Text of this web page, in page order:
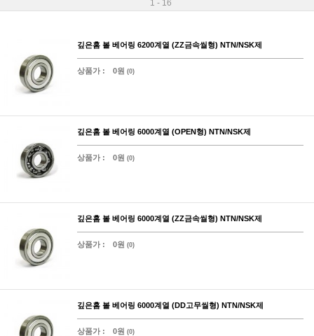
1 - 16
깊은홈 볼 베어링 6200계열 (ZZ금속씰형) NTN/NSK제
상품가 : 0원 (0)
깊은홈 볼 베어링 6000계열 (OPEN형) NTN/NSK제
상품가 : 0원 (0)
깊은홈 볼 베어링 6000계열 (ZZ금속씰형) NTN/NSK제
상품가 : 0원 (0)
깊은홈 볼 베어링 6000계열 (DD고무씰형) NTN/NSK제
상품가 : 0원 (0)